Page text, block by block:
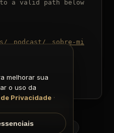
a valid path below
/ podcast/
sobre-mi
Serviços Podcast
melhorar sua
o uso da
Privacidade ·